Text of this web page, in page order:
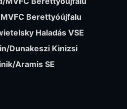
Berettyóújfalu
Haladás VSE
Dunakeszi Kinizsi
Aramis SE